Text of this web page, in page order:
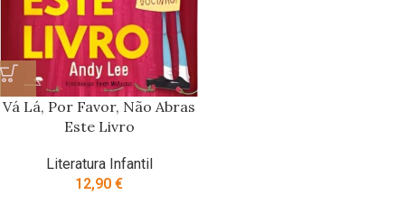
Vá Lá, Por Favor, Não Abras
Este Livro
Literatura Infantil
12,90 €